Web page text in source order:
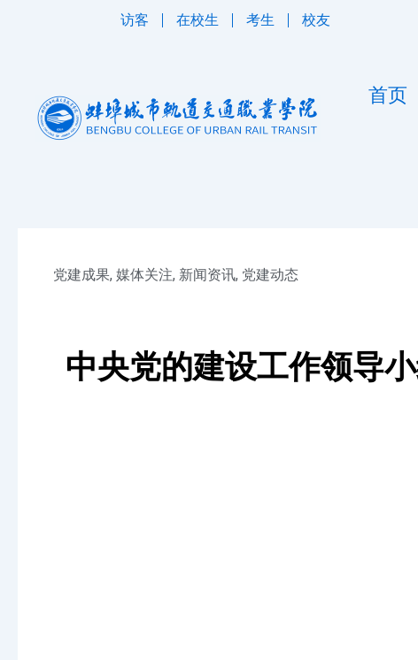
访客 在校生 考生 校友
首页
党建成果, 媒体关注, 新闻资讯, 党建动态
中央党的建设工作领导